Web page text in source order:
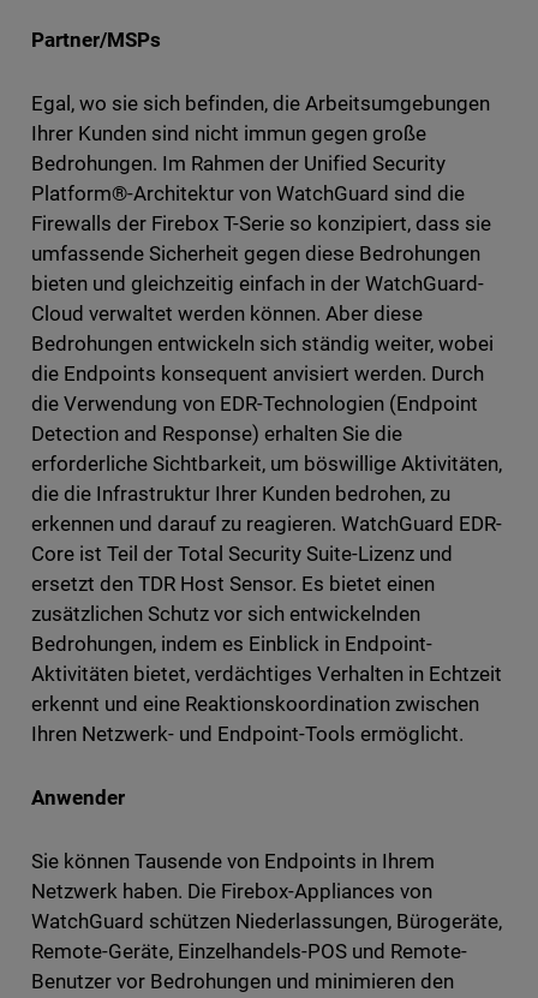
Partner/MSPs
Egal, wo sie sich befinden, die Arbeitsumgebungen
Ihrer Kunden sind nicht immun gegen große
Bedrohungen. Im Rahmen der Unified Security
Platform®-Architektur von WatchGuard sind die
Firewalls der Firebox T-Serie so konzipiert, dass sie
umfassende Sicherheit gegen diese Bedrohungen
bieten und gleichzeitig einfach in der WatchGuard-
Cloud verwaltet werden können. Aber diese
Bedrohungen entwickeln sich ständig weiter, wobei
die Endpoints konsequent anvisiert werden. Durch
die Verwendung von EDR-Technologien (Endpoint
Detection and Response) erhalten Sie die
erforderliche Sichtbarkeit, um böswillige Aktivitäten,
die die Infrastruktur Ihrer Kunden bedrohen, zu
erkennen und darauf zu reagieren. WatchGuard EDR-
Core ist Teil der Total Security Suite-Lizenz und
ersetzt den TDR Host Sensor. Es bietet einen
zusätzlichen Schutz vor sich entwickelnden
Bedrohungen, indem es Einblick in Endpoint-
Aktivitäten bietet, verdächtiges Verhalten in Echtzeit
erkennt und eine Reaktionskoordination zwischen
Ihren Netzwerk- und Endpoint-Tools ermöglicht.
Anwender
Sie können Tausende von Endpoints in Ihrem
Netzwerk haben. Die Firebox-Appliances von
WatchGuard schützen Niederlassungen, Bürogeräte,
Remote-Geräte, Einzelhandels-POS und Remote-
Benutzer vor Bedrohungen und minimieren den